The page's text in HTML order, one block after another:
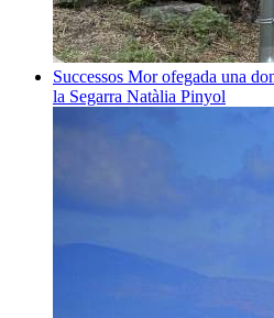
Successos Mor ofegada una
la Segarra Natàlia Pinyol